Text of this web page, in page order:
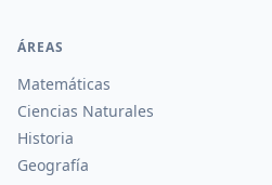
ÁREAS
Matemáticas
Ciencias Naturales
Historia
Geografía